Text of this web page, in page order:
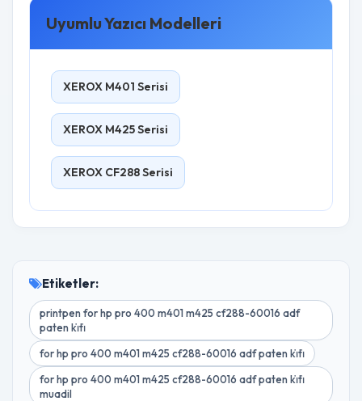
Uyumlu Yazıcı Modelleri
XEROX M401 Serisi
XEROX M425 Serisi
XEROX CF288 Serisi
Etiketler:
printpen for hp pro 400 m401 m425 cf288-60016 adf
paten ki̇ti̇
for hp pro 400 m401 m425 cf288-60016 adf paten ki̇ti̇
for hp pro 400 m401 m425 cf288-60016 adf paten ki̇ti̇
muadil